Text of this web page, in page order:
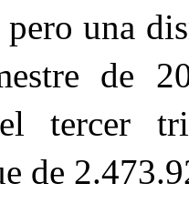
pero una
de
tercer
de